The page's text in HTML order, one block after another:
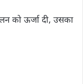
को ऊर्जा दी, उसका